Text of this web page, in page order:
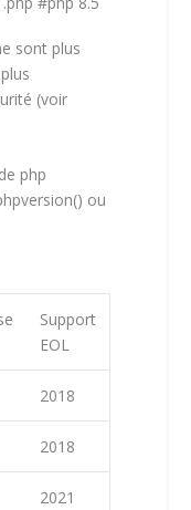
sont plus
(voir
php
ou
Support
EOL
2018
2018
2021